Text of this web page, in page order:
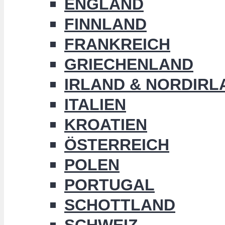
ENGLAND
FINNLAND
FRANKREICH
GRIECHENLAND
IRLAND &
ITALIEN
KROATIEN
ÖSTERREICH
POLEN
PORTUGAL
SCHOTTLAND